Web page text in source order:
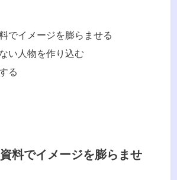
でイメージを膨らませる
い人物を作り込む
る
料でイメージを膨らませ